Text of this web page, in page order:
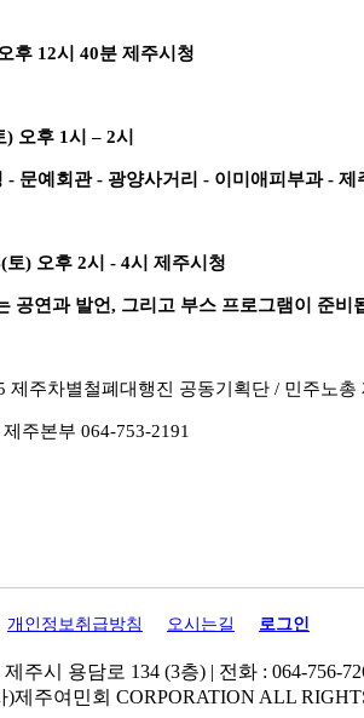
후 12시 40분 제주시청
오후 1시 – 2시
문예회관 - 광양사거리 - 이미애피부과 - 제
토) 오후 2시 - 4시 제주시청
공연과 발언, 그리고 부스 프로그램이 준비
제주차별철폐대행진 공동기획단 / 민주노총
주본부 064-753-2191
개인정보취급방침 오시는길 로그인
주시 용담로 134 (3층) | 전화 : 064-756-
)제주여민회 CORPORATION ALL